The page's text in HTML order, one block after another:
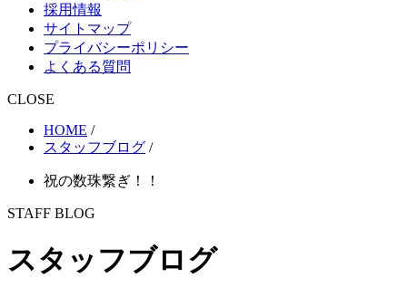
採用情報
サイトマップ
プライバシーポリシー
よくある質問
CLOSE
HOME /
スタッフブログ /
祝の数珠繋ぎ！！
STAFF BLOG
スタッフブログ